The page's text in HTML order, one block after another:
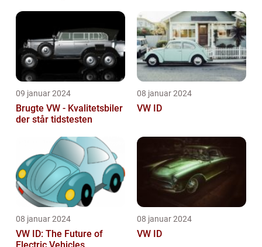
09 januar 2024
Brugte VW - Kvalitetsbiler
der står tidstesten
08 januar 2024
VW ID
08 januar 2024
VW ID: The Future of
08 januar 2024
VW ID